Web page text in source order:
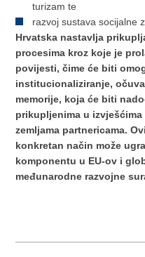
turizam te
razvoj sustava socijalne
Hrvatska nastavlja
procesima kroz koje je
povijesti, čime će biti
institucionaliziranje,
memorije, koja će biti
prikupljenima u
zemljama partnericama.
konkretan način može
komponentu u EU-ov i
međunarodne razvojne